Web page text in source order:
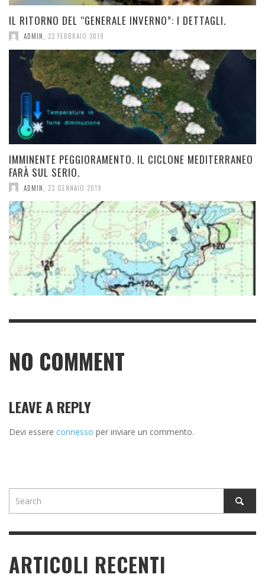
IL RITORNO DEL “GENERALE INVERNO”: I DETTAGLI.
ADMIN 22 FEBBRAIO 2019
IMMINENTE PEGGIORAMENTO. IL CICLONE MEDITERRANEO
FARÀ SUL SERIO.
ADMIN 23 GENNAIO 2019
NO COMMENT
LEAVE A REPLY
Devi essere connesso per inviare un commento.
ARTICOLI RECENTI